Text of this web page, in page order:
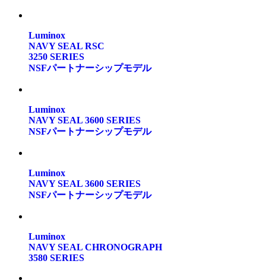
Luminox
NAVY SEAL RSC
3250 SERIES
NSFパートナーシップモデル
Luminox
NAVY SEAL 3600 SERIES
NSFパートナーシップモデル
Luminox
NAVY SEAL 3600 SERIES
NSFパートナーシップモデル
Luminox
NAVY SEAL CHRONOGRAPH
3580 SERIES